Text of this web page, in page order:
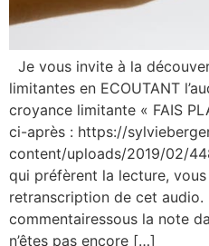
Je vous invite à la
limitantes en ECOUTANT
croyance limitante « FAIS
ci-après : https://
content/uploads/2019/02/
qui préfèrent la lecture,
retranscription de cet audio.
commentairessous la note
n’êtes pas encore […]